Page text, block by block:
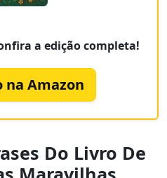
a edição completa!
na Amazon
Do Livro De